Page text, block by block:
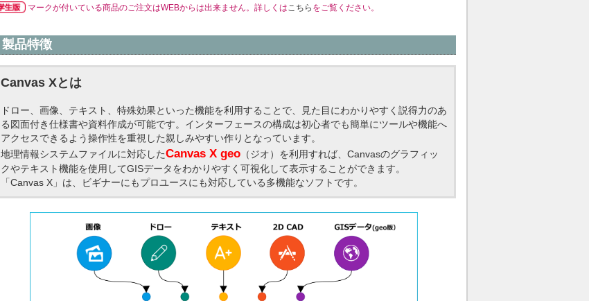
マークが付いている商品のご注文はWEBからは出来ません。詳しくはこちら をご覧ください。
製品特徴
Canvas Xとは
ドロー、画像、テキスト、特殊効果といった機能を利用することで、見た目にわかりやすく説得力のあ
る図面付き仕様書や資料作成が可能です。インターフェースの構成は初心者でも簡単にツールや機能へ
アクセスできるよう操作性を重視した親しみやすい作りとなっています。
地理情報システムファイルに対応したCanvas X geo （ジオ）を利用すれば、Canvasのグラフィッ
クやテキスト機能を使用してGISデータをわかりやすく可視化して表示することができます。
「Canvas X」は、ビギナーにもプロユースにも対応している多機能なソフトです。